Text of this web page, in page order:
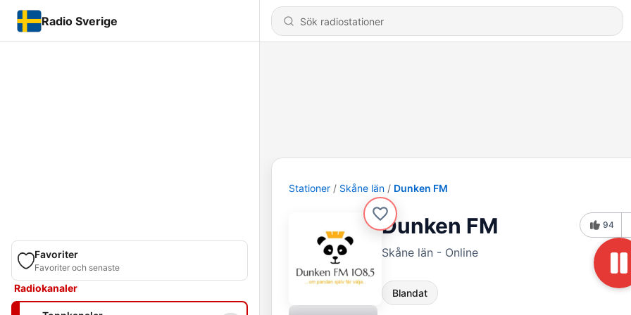
Radio Sverige
Favoriter
Favoriter och senaste
Radiokanaler
Stationer Skåne län Dunken FM
Dunken FM
Skåne län - Online
Blandat
94